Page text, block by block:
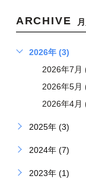
ARCHIVE
2026年 (3)
2026年7月
2026年5月
2026年4月
2025年 (3)
2024年 (7)
2023年 (1)